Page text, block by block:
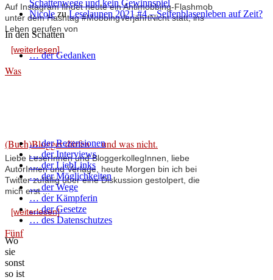
Auf Instagram findet heute ein Antimobbing-Flashmob
unter dem Hashtag #MobbingVerjährtNicht statt, ins
Leben gerufen von
[weiterlesen]
Was
(Buch)Blogger dürfen ... und was nicht.
Liebe LeserInnen und BloggerkollegInnen, liebe
AutorInnen und Verlage, heute Morgen bin ich bei
Twitter zufällig über eine Diskussion gestolpert, die
mich erst ...
[weiterlesen]
Fünf
Schattenwege und kein Gewinnspiel
Nicole zuLeselaunen 2021 #4 – Seifenblasenleben auf Zeit?
In den Schatten
… der Gedanken
… der Rezensionen
… der Interviews
… der LiebLinks
… der Möglichkeiten
… der Wege
… der Kämpferin
… der Gesetze
… des Datenschutzes
Wo
sie
sonst
so ist